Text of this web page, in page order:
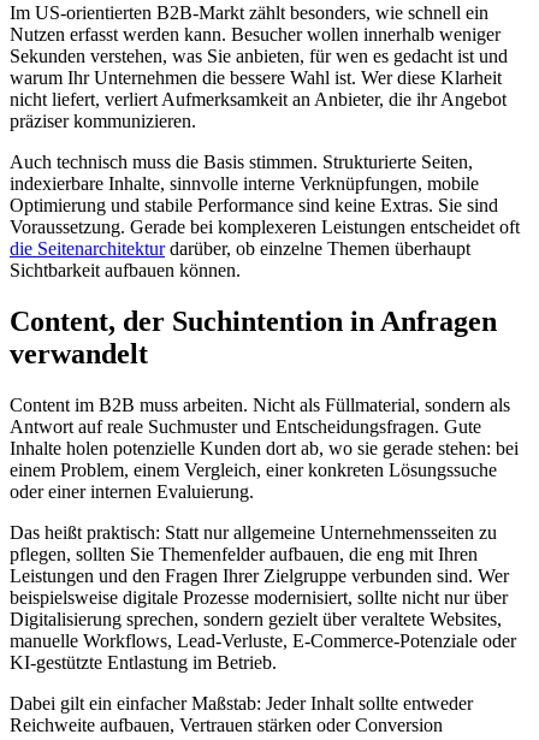
Im US-orientierten B2B-Markt zählt besonders, wie schnell ein
Nutzen erfasst werden kann. Besucher wollen innerhalb weniger
Sekunden verstehen, was Sie anbieten, für wen es gedacht ist und
warum Ihr Unternehmen die bessere Wahl ist. Wer diese Klarheit
nicht liefert, verliert Aufmerksamkeit an Anbieter, die ihr Angebot
präziser kommunizieren.
Auch technisch muss die Basis stimmen. Strukturierte Seiten,
indexierbare Inhalte, sinnvolle interne Verknüpfungen, mobile
Optimierung und stabile Performance sind keine Extras. Sie sind
Voraussetzung. Gerade bei komplexeren Leistungen entscheidet oft
die Seitenarchitekturdarüber, ob einzelne Themen überhaupt
Sichtbarkeit aufbauen können.
Content, der Suchintention in Anfragen
verwandelt
Content im B2B muss arbeiten. Nicht als Füllmaterial, sondern als
Antwort auf reale Suchmuster und Entscheidungsfragen. Gute
Inhalte holen potenzielle Kunden dort ab, wo sie gerade stehen: bei
einem Problem, einem Vergleich, einer konkreten Lösungssuche
oder einer internen Evaluierung.
Das heißt praktisch: Statt nur allgemeine Unternehmensseiten zu
pflegen, sollten Sie Themenfelder aufbauen, die eng mit Ihren
Leistungen und den Fragen Ihrer Zielgruppe verbunden sind. Wer
beispielsweise digitale Prozesse modernisiert, sollte nicht nur über
Digitalisierung sprechen, sondern gezielt über veraltete Websites,
manuelle Workflows, Lead-Verluste, E-Commerce-Potenziale oder
KI-gestützte Entlastung im Betrieb.
Dabei gilt ein einfacher Maßstab: Jeder Inhalt sollte entweder
Reichweite aufbauen, Vertrauen stärken oder Conversion